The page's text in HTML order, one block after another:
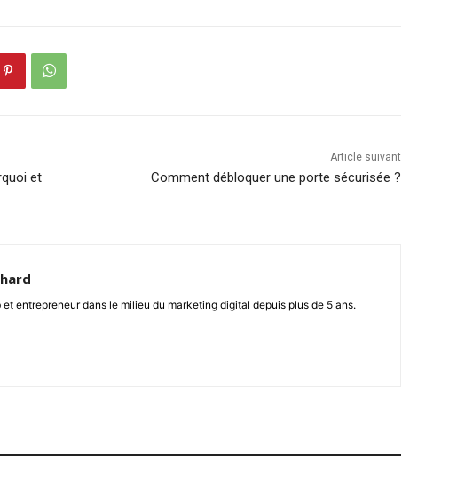
et
Article suivant
Comment débloquer une porte sécurisée ?
entrepreneur dans le milieu du marketing digital depuis plus de 5 ans.